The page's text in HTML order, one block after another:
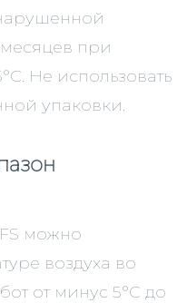
при
Не использовать
упаковки.
можно
воздуха во
от минус 5°С до